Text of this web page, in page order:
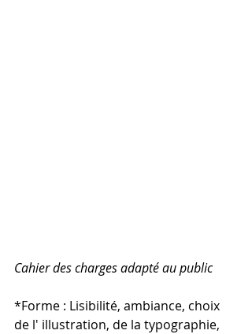
Cahier des charges adapté au public
*Forme : Lisibilité, ambiance, choix
de l' illustration, de la typographie,